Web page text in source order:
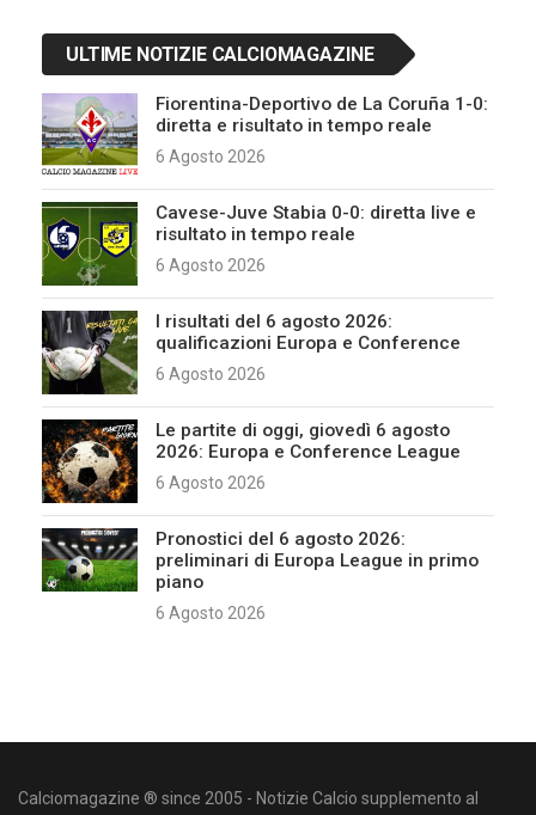
ULTIME NOTIZIE CALCIOMAGAZINE
Fiorentina-Deportivo de La Coruña 1-0:
diretta e risultato in tempo reale
6 Agosto 2026
Cavese-Juve Stabia 0-0: diretta live e
risultato in tempo reale
6 Agosto 2026
I risultati del 6 agosto 2026:
qualificazioni Europa e Conference
6 Agosto 2026
Le partite di oggi, giovedì 6 agosto
2026: Europa e Conference League
6 Agosto 2026
Pronostici del 6 agosto 2026:
preliminari di Europa League in primo
piano
6 Agosto 2026
Calciomagazine ® since 2005 - Notizie Calcio supplemento al